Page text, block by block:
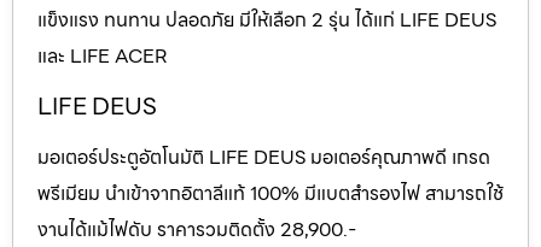
แข็งแรง ทนทาน ปลอดภัย มีให้เลือก 2 รุ่น ได้แก่ LIFE DEUS
และ LIFE ACER
LIFE DEUS
มอเตอร์ประตูอัตโนมัติ LIFE DEUS มอเตอร์คุณภาพดี เกรด
พรีเมียม นำเข้าจากอิตาลีแท้ 100% มีแบตสำรองไฟ สามารถใช้
งานได้แม้ไฟดับ ราคารวมติดตั้ง 28,900.-